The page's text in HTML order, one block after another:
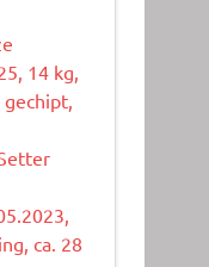
14 kg,
ca. 28